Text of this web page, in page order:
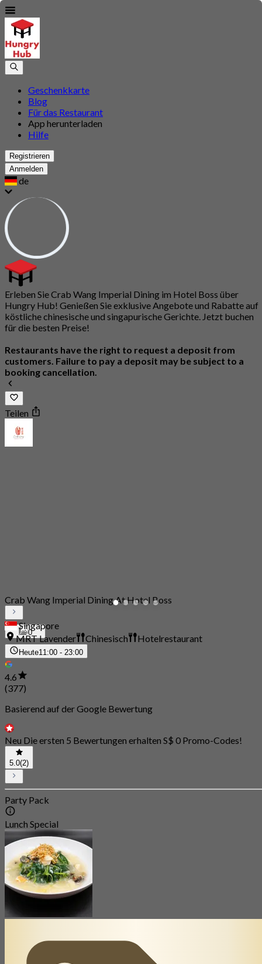
Geschenkkarte
Blog
Für das Restaurant
App herunterladen
Hilfe
Registrieren
Anmelden
de
Erleben Sie Crab Wang Imperial Dining im Hotel Boss über
Hungry Hub! Genießen Sie exklusive Angebote und Rabatte auf
köstliche chinesische und singapurische Gerichte. Jetzt buchen
für die besten Preise!
Restaurants have the right to request a deposit from
customers. Failure to pay a deposit may be subject to a
booking cancellation.
Teilen
0
Crab Wang Imperial Dining At Hotel Boss
Singapore
MRT Lavender
Chinesisch Hotelrestaurant
Heute11:00 - 23:00
4.6
(377)
Basierend auf der Google Bewertung
Neu Die ersten 5 Bewertungen erhalten S$ 0 Promo-Codes!
5.0(2)
Party Pack
Lunch Special